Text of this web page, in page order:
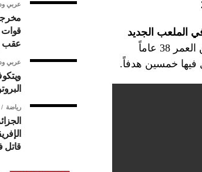
الملعب الجديد
، وبذلك يكمل ميسي البالغ من العمر 38 عاماً
عربي
قوات
عقب
عربي
رياضة
قاتل